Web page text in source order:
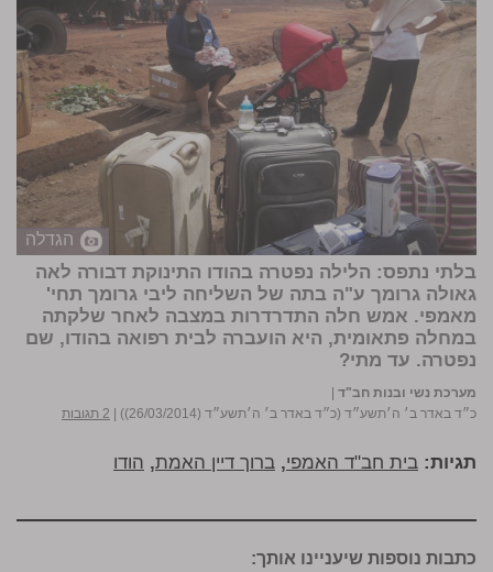
הגדלה
בלתי נתפס: הלילה נפטרה בהודו התינוקת דבורה לאה
גאולה גרומך ע"ה בתה של השליחה ליבי גרומך תחי'
מאמפי. אמש חלה התדרדרות במצבה לאחר שלקתה
במחלה פתאומית, היא הועברה לבית רפואה בהודו, שם
נפטרה. עד מתי?
מערכת נשי ובנות חב"ד |
כ״ד באדר ב׳ ה׳תשע״ד (כ״ד באדר ב׳ ה׳תשע״ד (26/03/2014))
| 2 תגובות
תגיות: בית חב"ד האמפי, ברוך דיין האמת, הודו
כתבות נוספות שיעניינו אותך: